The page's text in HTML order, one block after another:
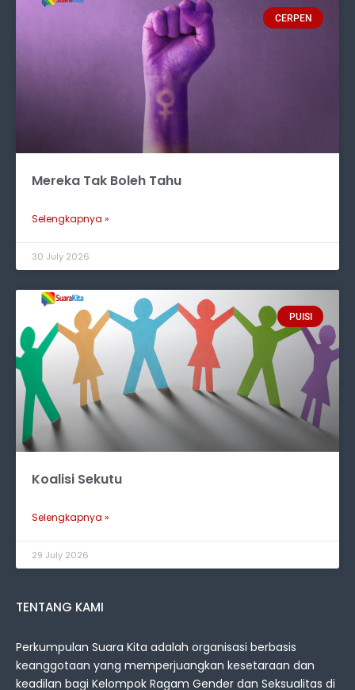
CERPEN
Mereka Tak Boleh Tahu
Selengkapnya »
30 July 2026
PUISI
Koalisi Sekutu
Selengkapnya »
29 July 2026
TENTANG KAMI
Perkumpulan Suara Kita adalah organisasi berbasis
keanggotaan yang memperjuangkan kesetaraan dan
keadilan bagi Kelompok Ragam Gender dan Seksualitas di